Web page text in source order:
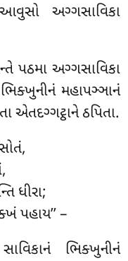
અગ્ગસાવિકા
પઠમા અગ્ગસાવિકા
મહાપઞ્ઞાનં
એતદગ્ગટ્ઠાને ઠપિતા.
ધીરા;
પહાય’’ –
ભિક્ખુનીનં